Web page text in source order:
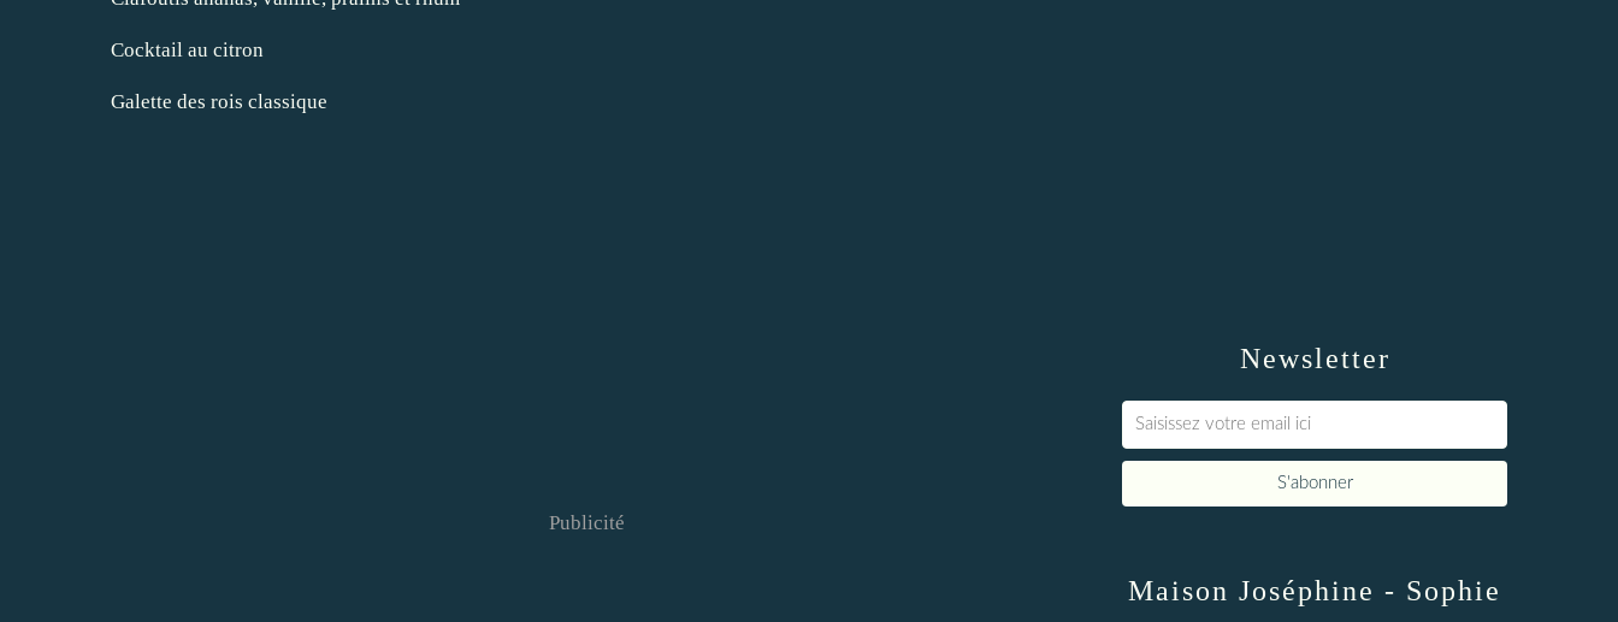
Cocktail au citron
Galette des rois classique
Publicité
Newsletter
Maison Joséphine - Sophie